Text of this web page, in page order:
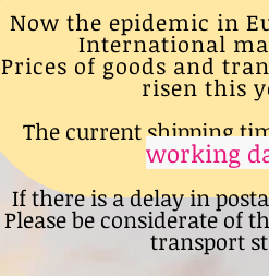
Now the epidemic in
International
Prices of goods and
risen this
The current shipping
working
If there is a delay in
Please be considerate of
transport